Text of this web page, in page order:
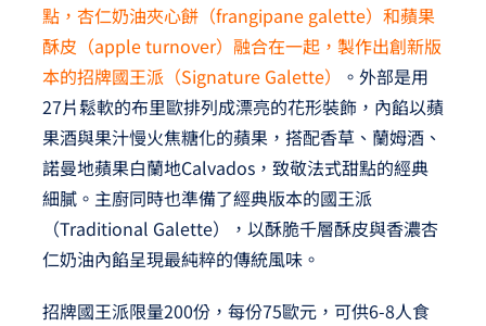
點，杏仁奶油夾心餅（frangipane galette）和蘋果
酥皮（apple turnover）融合在一起，製作出創新版
本的招牌國王派（Signature Galette）
。外部是用
27片鬆軟的布里歐排列成漂亮的花形裝飾，內餡以蘋
果酒與果汁慢火焦糖化的蘋果，搭配香草、蘭姆酒、
諾曼地蘋果白蘭地Calvados，致敬法式甜點的經典
細膩。主廚同時也準備了經典版本的國王派
（Traditional Galette），以酥脆千層酥皮與香濃杏
仁奶油內餡呈現最純粹的傳統風味。
招牌國王派限量200份，每份75歐元，可供6-8人食